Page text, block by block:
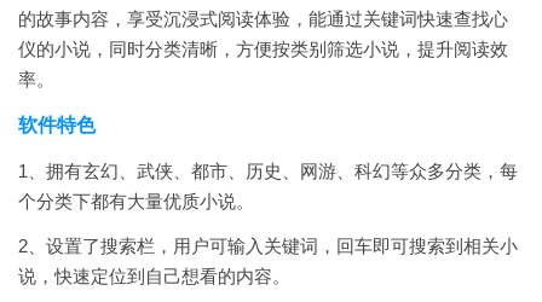
的故事内容，享受沉浸式阅读体验，能通过关键词快速查找心
仪的小说，同时分类清晰，方便按类别筛选小说，提升阅读效
率。
软件特色
1、拥有玄幻、武侠、都市、历史、网游、科幻等众多分类，每
个分类下都有大量优质小说。
2、设置了搜索栏，用户可输入关键词，回车即可搜索到相关小
说，快速定位到自己想看的内容。